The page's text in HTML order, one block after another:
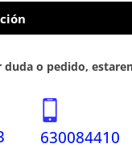
duda o pedido,
630084410